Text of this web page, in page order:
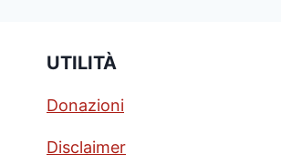
UTILITÀ
Donazioni
Disclaimer